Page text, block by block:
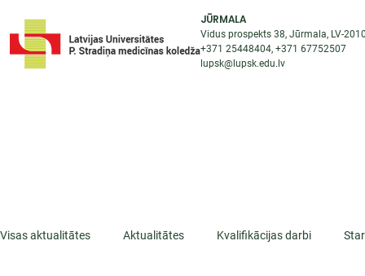
JŪRMALA
Vidus prospekts 38, Jūrmala, LV-
+371 25448404, +371 67752507
lupsk@lupsk.edu.lv
Visas aktualitātes Aktualitātes Kvalifikācijas darbi